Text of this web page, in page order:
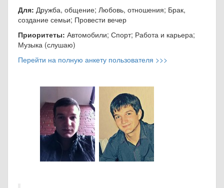
Для: Дружба, общение; Любовь, отношения; Брак,
создание семьи; Провести вечер
Приоритеты: Автомобили; Спорт; Работа и карьера;
Музыка (слушаю)
Перейти на полную анкету пользователя >>>